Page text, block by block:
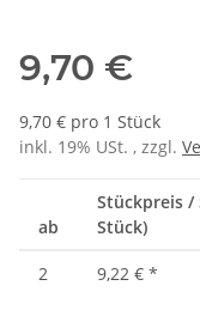
9,70 €
9,70 € pro 1 Stück
inkl. 19% USt. , zzgl.
ab
Stückpreis /
Stück)
2 9,22 € *